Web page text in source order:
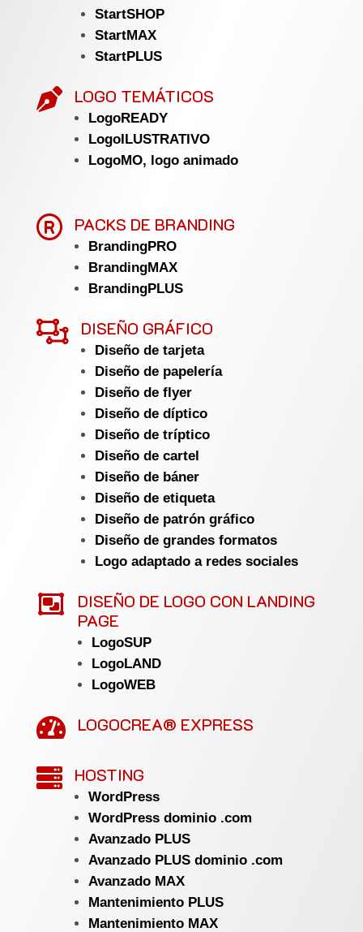
StartSHOP
StartMAX
StartPLUS
 LOGO TEMÁTICOS
LogoREADY
LogoILUSTRATIVO
LogoMO, logo animado
 PACKS DE BRANDING
BrandingPRO
BrandingMAX
BrandingPLUS
 DISEÑO GRÁFICO
Diseño de tarjeta
Diseño de papelería
Diseño de flyer
Diseño de díptico
Diseño de tríptico
Diseño de cartel
Diseño de báner
Diseño de etiqueta
Diseño de patrón gráfico
Diseño de grandes formatos
Logo adaptado a redes sociales

DISEÑO DE LOGO CON LANDING
PAGE
LogoSUP
LogoLAND
LogoWEB
 LOGOCREA® EXPRESS
 HOSTING
WordPress
WordPress dominio .com
Avanzado PLUS
Avanzado PLUS dominio .com
Avanzado MAX
Mantenimiento PLUS
Mantenimiento MAX